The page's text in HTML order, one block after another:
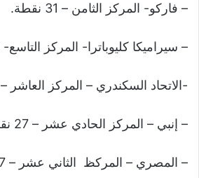
– فاركو- المركز الثامن – 31 نقطة.
– سيراميكا كليوباترا- المركز التاسع- 29 نقطة.
-الاتحاد السكندري – المركز العاشر – 28 نقطة.
– إنبي – المركز الحادي عشر – 27 نقطة.
– المصري – المركظ الثاني عشر – 27 نقطة.